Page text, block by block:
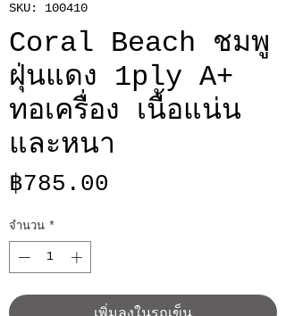
SKU: 100410
Coral Beach ชมพู
ฝุ่นแดง 1ply A+
ทอเครื่อง เนื้อแน่น
และหนา
฿785.00
จำนวน *
เพิ่มลงในรถเข็น